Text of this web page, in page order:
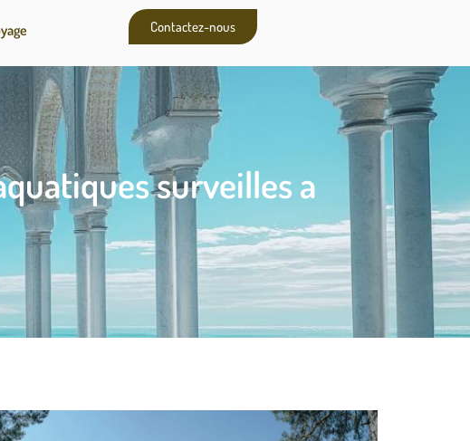
Contactez-nous
surveilles a